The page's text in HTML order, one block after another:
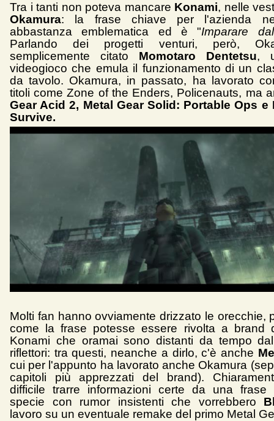
Tra i tanti non poteva mancare Konami, nelle
Okamura: la frase chiave per l'azienda
abbastanza emblematica ed è "Imparare
Parlando dei progetti venturi, però,
semplicemente citato Momotaro Dentetsu,
videogioco che emula il funzionamento di un
da tavolo. Okamura, in passato, ha lavorato
titoli come Zone of the Enders, Policenauts, ma
Gear Acid 2, Metal Gear Solid: Portable Ops e
Survive.
Molti fan hanno ovviamente drizzato le orecchie,
come la frase potesse essere rivolta a brand
Konami che oramai sono distanti da tempo
riflettori: tra questi, neanche a dirlo, c'è anche
cui per l'appunto ha lavorato anche Okamura
capitoli più apprezzati del brand).
difficile trarre informazioni certe da una frase
specie con rumor insistenti che vorrebbero
lavoro su un eventuale remake del primo Metal